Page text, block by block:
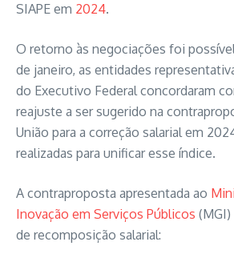
SIAPE em 2024.
O retorno às negociações foi
de janeiro, as entidades
do Executivo Federal concordaram
reajuste a ser sugerido na
União para a correção salarial em
realizadas para unificar esse índice.
A contraproposta apresentada ao
Inovação em Serviços Públicos
de recomposição salarial: